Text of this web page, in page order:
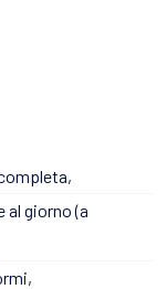
al giorno (a